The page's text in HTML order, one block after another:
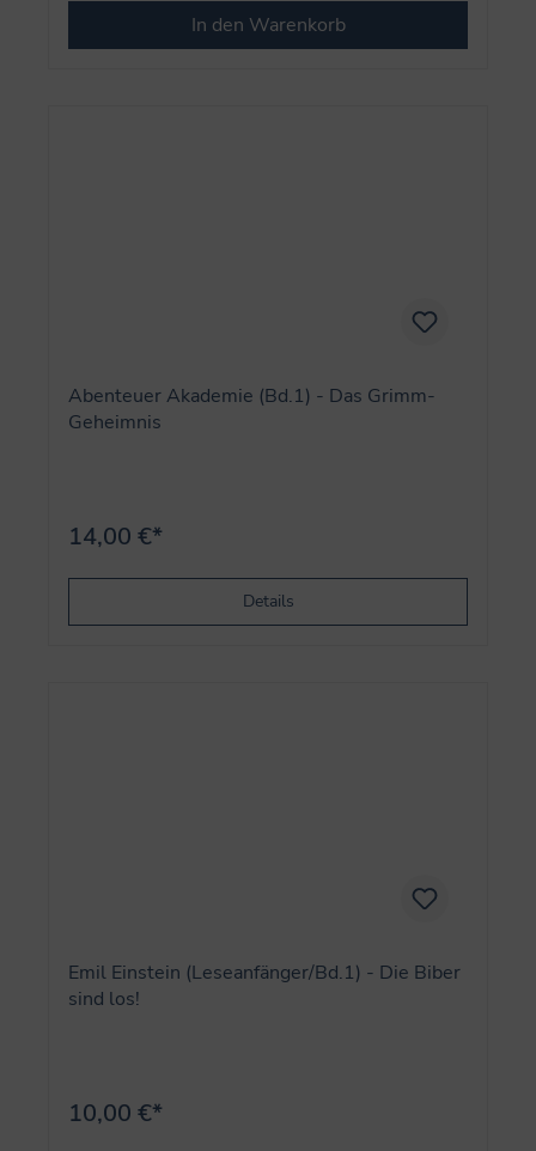
In den Warenkorb
Abenteuer Akademie (Bd.1) - Das Grimm-
Geheimnis
14,00 €*
Details
Emil Einstein (Leseanfänger/Bd.1) - Die Biber
sind los!
10,00 €*